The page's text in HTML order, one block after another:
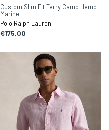
Custom Slim Fit Terry Camp Hemd
Marine
Polo Ralph Lauren
€175,00